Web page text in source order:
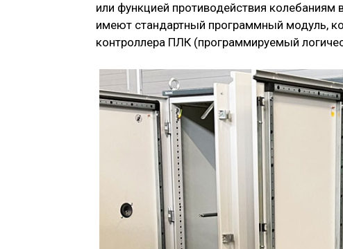
или функцией противодействия
имеют стандартный программный модуль,
контроллера ПЛК (программируемый